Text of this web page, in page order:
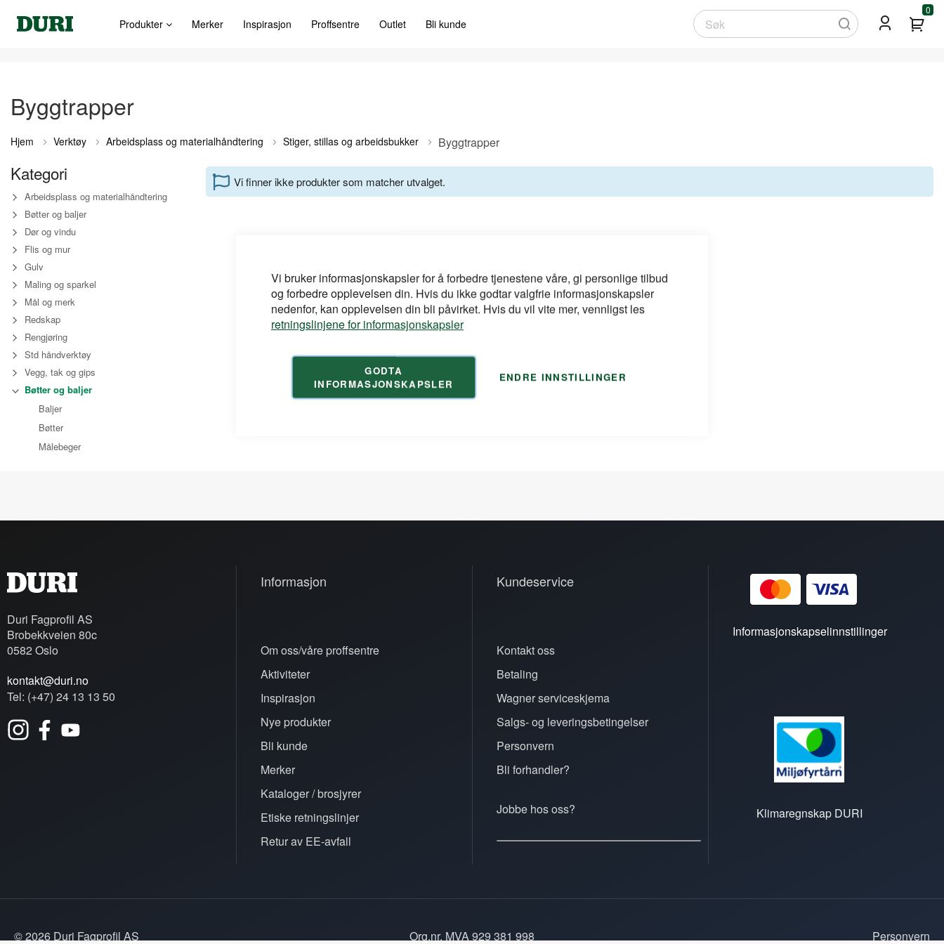
Vi bruker informasjonskapsler for å forbedre tjenestene våre, gi personlige tilbud
og forbedre opplevelsen din. Hvis du ikke godtar valgfrie informasjonskapsler
nedenfor, kan opplevelsen din bli påvirket. Hvis du vil vite mer, vennligst les
retningslinjene for informasjonskapsler
GODTA
INFORMASJONSKAPSLER
ENDRE INNSTILLINGER
Produkter Merker Inspirasjon Proffsentre Outlet Bli kunde
Søk
0
Byggtrapper
Hjem Verktøy Arbeidsplass og materialhåndtering Stiger, stillas og arbeidsbukker Byggtrapper
Vi finner ikke produkter som matcher utvalget.
Kategori
Arbeidsplass og materialhåndtering
Bøtter og baljer
Dør og vindu
Flis og mur
Gulv
Maling og sparkel
Mål og merk
Redskap
Rengjøring
Std håndverktøy
Vegg, tak og gips
Bøtter og baljer
Baljer
Bøtter
Målebeger
Duri Fagprofil AS
Brobekkveien 80c
0582 Oslo
kontakt@duri.no
Tel: (+47) 24 13 13 50
Informasjon
Om oss/våre proffsentre
Aktiviteter
Inspirasjon
Nye produkter
Bli kunde
Merker
Kataloger / brosjyrer
Etiske retningslinjer
Retur av EE-avfall
Kundeservice
Kontakt oss
Betaling
Wagner serviceskjema
Salgs- og leveringsbetingelser
Personvern
Bli forhandler?
Jobbe hos oss?
Informasjonskapselinnstillinger
Klimaregnskap DURI
© 2026 Duri Fagprofil AS Org.nr. MVA 929 381 998 Personvern